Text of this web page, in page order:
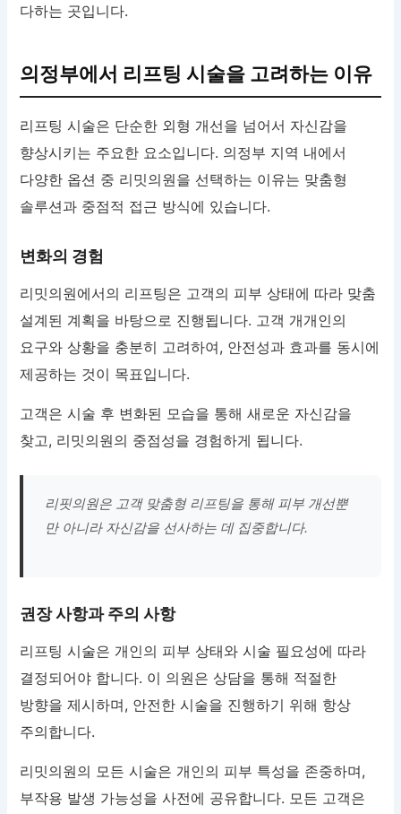
다하는 곳입니다.
의정부에서 리프팅 시술을 고려하는 이유
리프팅 시술은 단순한 외형 개선을 넘어서 자신감을
향상시키는 주요한 요소입니다. 의정부 지역 내에서
다양한 옵션 중 리밋의원을 선택하는 이유는 맞춤형
솔루션과 중점적 접근 방식에 있습니다.
변화의 경험
리밋의원에서의 리프팅은 고객의 피부 상태에 따라 맞춤
설계된 계획을 바탕으로 진행됩니다. 고객 개개인의
요구와 상황을 충분히 고려하여, 안전성과 효과를 동시에
제공하는 것이 목표입니다.
고객은 시술 후 변화된 모습을 통해 새로운 자신감을
찾고, 리밋의원의 중점성을 경험하게 됩니다.
리핏의원은 고객 맞춤형 리프팅을 통해 피부 개선뿐
만 아니라 자신감을 선사하는 데 집중합니다.
권장 사항과 주의 사항
리프팅 시술은 개인의 피부 상태와 시술 필요성에 따라
결정되어야 합니다. 이 의원은 상담을 통해 적절한
방향을 제시하며, 안전한 시술을 진행하기 위해 항상
주의합니다.
리밋의원의 모든 시술은 개인의 피부 특성을 존중하며,
부작용 발생 가능성을 사전에 공유합니다. 모든 고객은